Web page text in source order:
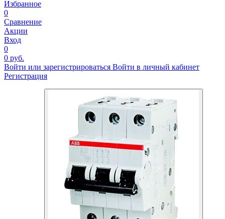
Избранное
0
Сравнение
Акции
Вход
0
0 руб.
Войти или зарегистрироваться Войти в личный кабинет
Регистрация